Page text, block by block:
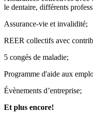
le dentaire, différents
Assurance-vie et invalidité;
REER collectifs avec
5 congés de maladie;
Programme d'aide aux
Évènements d’entreprise;
Et plus encore!